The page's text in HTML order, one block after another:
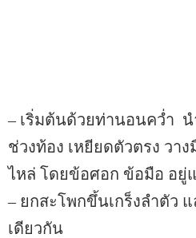
– เริ่มต้นด้วยท่านอนคว่ำ น
ช่วงท้อง เหยียดตัวตรง วา
ไหล่ โดยข้อศอก ข้อมือ อยู่
– ยกสะโพกขึ้นเกร็งลำตัว
เดียวกัน